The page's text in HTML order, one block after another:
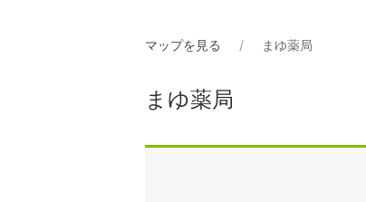
マップを見る まゆ薬局
まゆ薬局